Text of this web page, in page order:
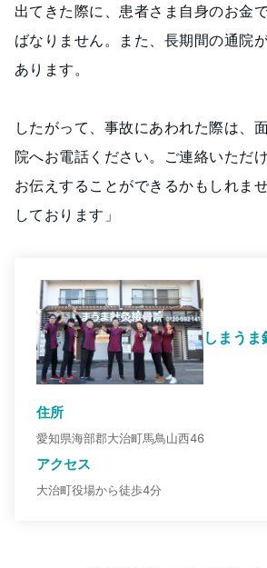
出てきた際に、患者さま自身のお金
ばなりません。また、長期間の通院
あります。
したがって、事故にあわれた際は、
院へお電話ください。ご連絡いただ
お伝えすることができるかもしれま
しております」
しまう
住所
愛知県海部郡大治町馬鳥山西46
アクセス
大治町役場から徒歩4分